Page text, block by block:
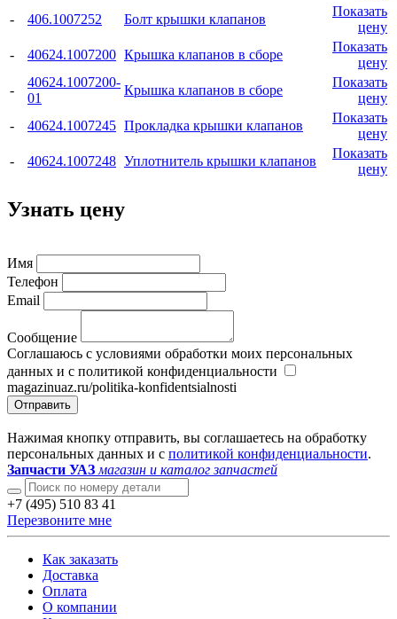
-
406.1007252 Болт крышки клапанов
Показать
цену
-
40624.1007200 Крышка клапанов в сборе
Показать
цену
-
40624.1007200-
01
Крышка клапанов в сборе
Показать
цену
-
40624.1007245 Прокладка крышки клапанов
Показать
цену
-
40624.1007248 Уплотнитель крышки клапанов
Показать
цену
Узнать цену
Имя
Телефон
Email
Сообщение
Соглашаюсь с условиями обработки моих персональных
данных и с политикой конфиденциальности
magazinuaz.ru/politika-konfidentsialnosti
Отправить
Нажимая кнопку отправить, вы соглашаетесь на обработку
персональных данных и с политикой конфиденциальности.
Запчасти УАЗ магазин и каталог запчастей
+7 (495) 510 83 41
Перезвоните мне
Как заказать
Доставка
Оплата
О компании